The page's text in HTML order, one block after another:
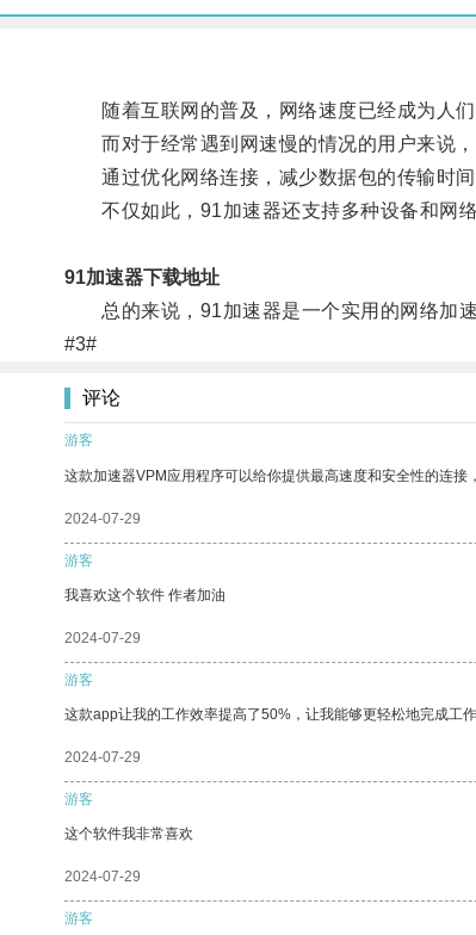
随着互联网的普及，网络速度已经成为人们
而对于经常遇到网速慢的情况的用户来说，
通过优化网络连接，减少数据包的传输时间
不仅如此，91加速器还支持多种设备和网络
91加速器下载地址
总的来说，91加速器是一个实用的网络加速
#3#
评论
游客
这款加速器VPM应用程序可以给你提供最高速度和安全性的连接
2024-07-29
游客
我喜欢这个软件 作者加油
2024-07-29
游客
这款app让我的工作效率提高了50%，让我能够更轻松地完成工
2024-07-29
游客
这个软件我非常喜欢
2024-07-29
游客